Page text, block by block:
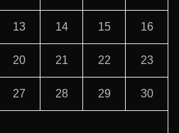
13 14 15 16
20 21 22 23
27 28 29 30